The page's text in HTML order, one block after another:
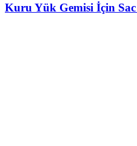
Kuru Yük Gemisi İçin Sac